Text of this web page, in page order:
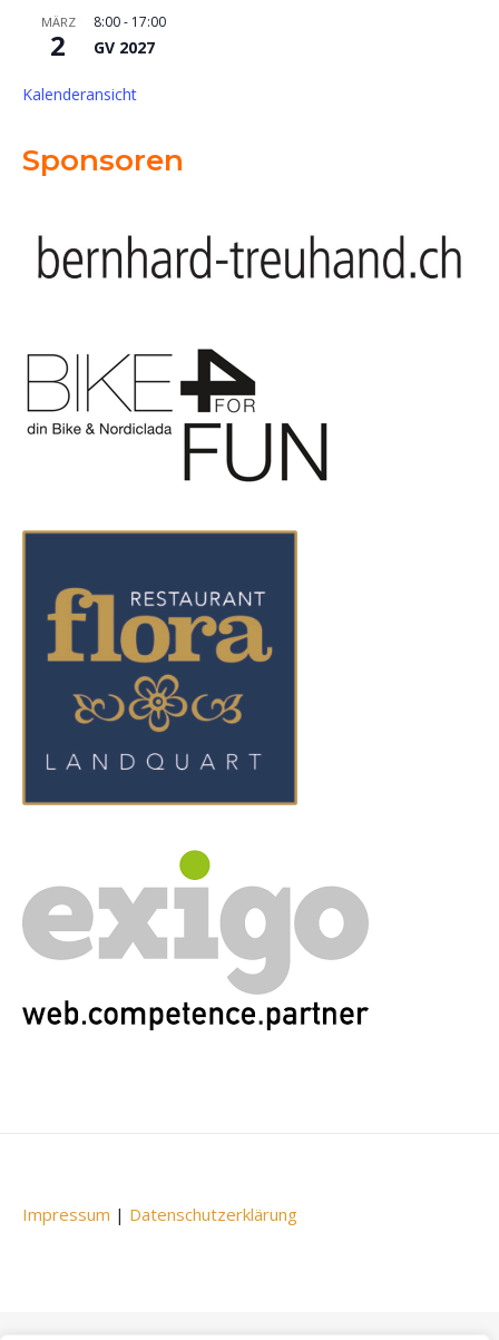
MÄRZ
2
8:00- 17:00
GV 2027
Kalenderansicht
Sponsoren
Impressum | Datenschutzerklärung